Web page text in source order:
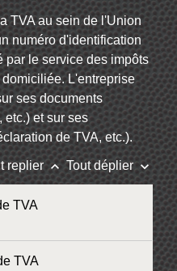
TVA au sein de l'Union
numéro d'identification
par le service des impôts
L'entreprise
ses documents
etc.) et sur ses
de TVA, etc.).
replierkeyboard_arrow_up Tout déplierkeyboard_arrow_down
TVA
TVA